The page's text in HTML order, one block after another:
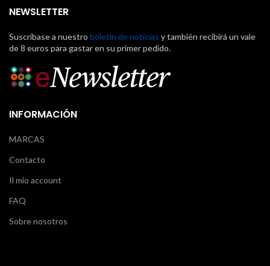
NEWSLETTER
Suscríbase a nuestro boletín de noticias y también recibirá un vale
de 8 euros para gastar en su primer pedido.
INFORMACIÓN
MARCAS
Contacto
Il mio account
FAQ
Sobre nosotros